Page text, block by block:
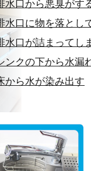
水口から悪臭がす
水口に物を落とし
水口が詰まってし
ンクの下から水漏
から水が染み出す